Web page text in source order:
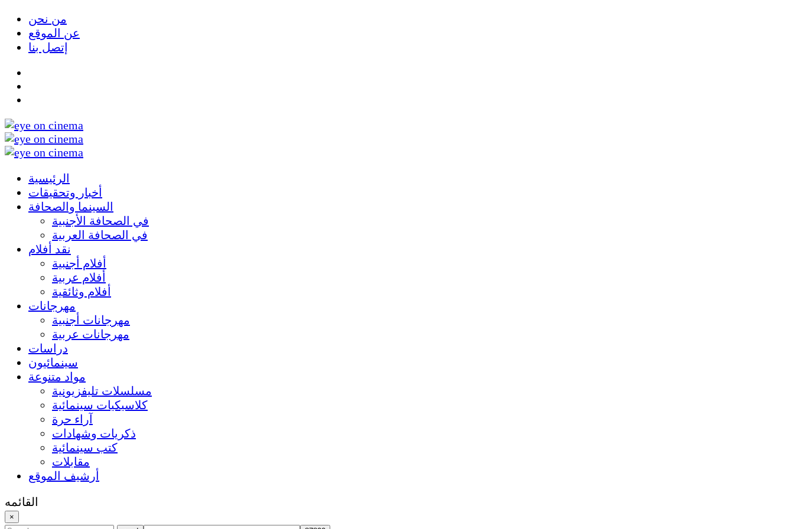
من نحن
عن الموقع
إتصل بنا
الرئيسية
أخبار وتحقيقات
السينما والصحافة
في الصحافة الأجنبية
في الصحافة العربية
نقد أفلام
أفلام أجنبية
أفلام عربية
أفلام وثائقية
مهرجانات
مهرجانات أجنبية
مهرجانات عربية
دراسات
سينمائيون
مواد متنوعة
مسلسلات تليفزيونية
كلاسيكيات سينمائية
آراء حرة
ذكريات وشهادات
كتب سينمائية
مقابلات
أرشيف الموقع
القائمه
×